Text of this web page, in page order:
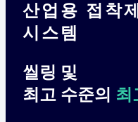
산업용 접착
시스템
씰링 및
최고 수준의 최